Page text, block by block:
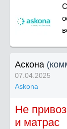
Аскона
07.04.2025
Askona
Не
и матрас